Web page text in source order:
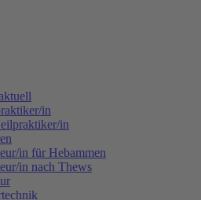
in
in
in für Hebammen
in nach Thews